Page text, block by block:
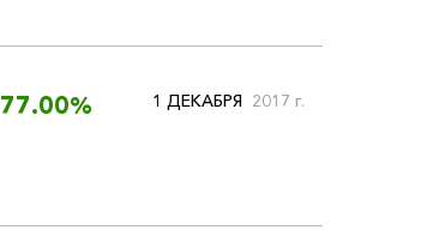
77.00% 1 ДЕКАБРЯ 2017 г.